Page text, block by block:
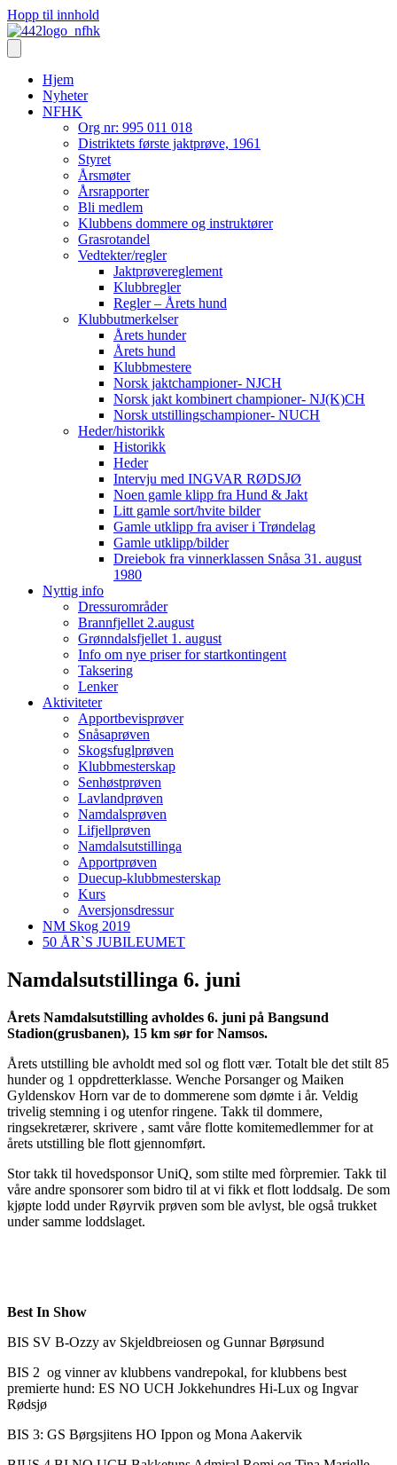
Hopp til innhold
Hjem
Nyheter
NFHK
Org nr: 995 011 018
Distriktets første jaktprøve, 1961
Styret
Årsmøter
Årsrapporter
Bli medlem
Klubbens dommere og instruktører
Grasrotandel
Vedtekter/regler
Jaktprøvereglement
Klubbregler
Regler – Årets hund
Klubbutmerkelser
Årets hunder
Årets hund
Klubbmestere
Norsk jaktchampioner- NJCH
Norsk jakt kombinert championer- NJ(K)CH
Norsk utstillingschampioner- NUCH
Heder/historikk
Historikk
Heder
Intervju med INGVAR RØDSJØ
Noen gamle klipp fra Hund & Jakt
Litt gamle sort/hvite bilder
Gamle utklipp fra aviser i Trøndelag
Gamle utklipp/bilder
Dreiebok fra vinnerklassen Snåsa 31. august
1980
Nyttig info
Dressurområder
Brannfjellet 2.august
Grønndalsfjellet 1. august
Info om nye priser for startkontingent
Taksering
Lenker
Aktiviteter
Apportbevisprøver
Snåsaprøven
Skogsfuglprøven
Klubbmesterskap
Senhøstprøven
Lavlandprøven
Namdalsprøven
Lifjellprøven
Namdalsutstillinga
Apportprøven
Duecup-klubbmesterskap
Kurs
Aversjonsdressur
NM Skog 2019
50 ÅR`S JUBILEUMET
Namdalsutstillinga 6. juni
Årets Namdalsutstilling avholdes 6. juni på Bangsund
Stadion(grusbanen), 15 km sør for Namsos.
Årets utstilling ble avholdt med sol og flott vær. Totalt ble det stilt 85
hunder og 1 oppdretterklasse. Wenche Porsanger og Maiken
Gyldenskov Horn var de to dommerene som dømte i år. Veldig
trivelig stemning i og utenfor ringene. Takk til dommere,
ringsekretærer, skrivere , samt våre flotte komitemedlemmer for at
årets utstilling ble flott gjennomført.
Stor takk til hovedsponsor UniQ, som stilte med fòrpremier. Takk til
våre andre sponsorer som bidro til at vi fikk et flott loddsalg. De som
kjøpte lodd under Røyrvik prøven som ble avlyst, ble også trukket
under samme loddslaget.
Best In Show
BIS SV B-Ozzy av Skjeldbreiosen og Gunnar Børøsund
BIS 2 og vinner av klubbens vandrepokal, for klubbens best
premierte hund: ES NO UCH Jokkehundres Hi-Lux og Ingvar
Rødsjø
BIS 3: GS Børgsjitens HO Ippon og Mona Aakervik